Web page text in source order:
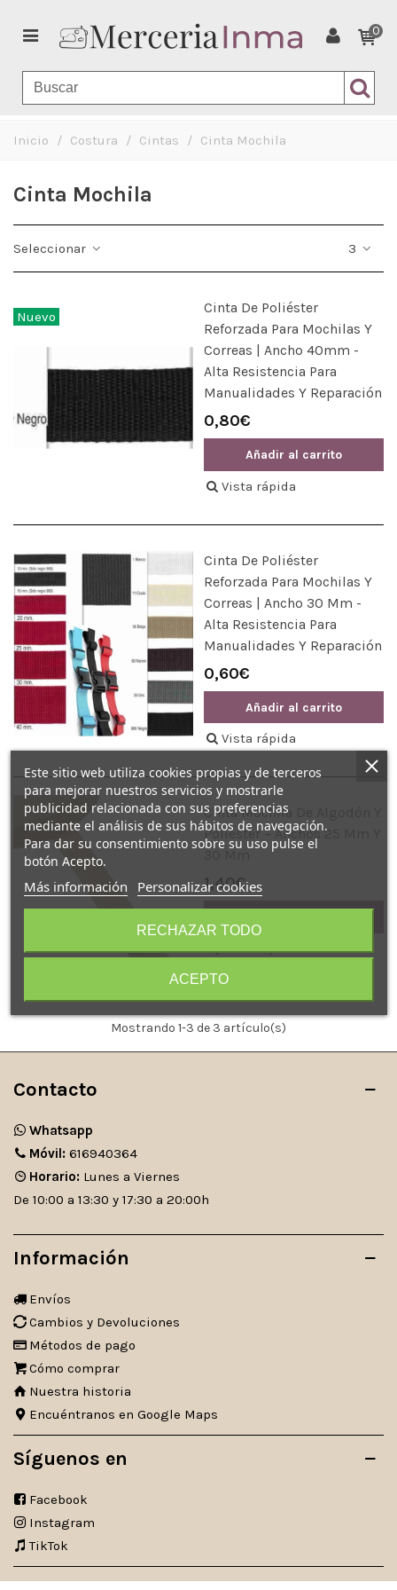
0
Inicio / Costura / Cintas / Cinta Mochila
Cinta Mochila
Seleccionar 3
Nuevo
Cinta De Poliéster
Reforzada Para Mochilas Y
Correas | Ancho 40mm -
Alta Resistencia Para
Manualidades Y Reparación
0,80€
Añadir al carrito
Vista rápida
Cinta De Poliéster
Reforzada Para Mochilas Y
Correas | Ancho 30 Mm -
Alta Resistencia Para
Manualidades Y Reparación
0,60€
Añadir al carrito
Vista rápida
Cinta Mochila De Algodón Y
Poliéster – Anchos 25 Mm Y
1,40€
Vista rápida
Mostrando 1-3 de 3 artículo(s)
Contacto
Whatsapp
Móvil: 616940364
Horario: Lunes a Viernes
De 10:00 a 13:30 y 17:30 a 20:00h
Información
Envíos
Cambios y Devoluciones
Métodos de pago
Cómo comprar
Nuestra historia
Encuéntranos en Google Maps
Síguenos en
Facebook
Instagram
TikTok
Este sitio web utiliza cookies propias y de terceros
para mejorar nuestros servicios y mostrarle
publicidad relacionada con sus preferencias
mediante el análisis de sus hábitos de navegación.
Para dar su consentimiento sobre su uso pulse el
botón Acepto.
Más información Personalizar cookies
RECHAZAR TODO
ACEPTO